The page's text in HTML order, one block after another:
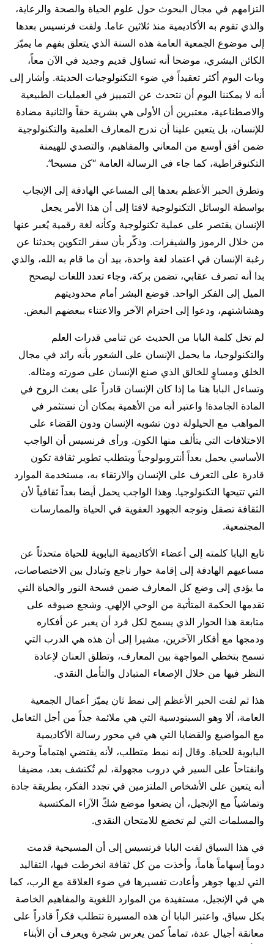
التزامهم في مجال البحوث حول علوم الحياة والصحة والرعاية،
والذي تقوم به الأكاديمية منذ ثلاثين عاما. ولفت فرنسيس بعدها
إلى موضوع الجمعية العامة هذه السنة الذي يتعلق بفهم ما يميّز
الكائن البشري، موضحا أنه تساؤل قديم وجديد في الآن معاً،
وبات اليوم أكثر تعقيداً في ضوء التكنولوجيات الحديثة. وأشار إلى
أنه لا يمكننا اليوم أن نتحدث عن التمييز في العمليات الطبيعية
والاصطناعية، معتبرين أن الأولى هي بشرية حقاً والثانية مضادة
للإنسان، بل يتعين علينا أن ندرج المعارف العلمية والتكنولوجية
ضمن أفق أوسع من المعاني والمفاهيم، والتصدي للهيمنة
التكنوقراطية، كما جاء في الرسالة العامة “كن مسبحا”.
وتطرق الحبر الأعظم بعدها إلى المساعي الهادفة إلى الإنجاب
بواسطة الوسائل التكنولوجية لافتا إلى أن هذا الأمر يجعل
الإنسان يقتصر على عملية تكنولوجية وكأنه لغة رقمية يُعبر عنها
من خلال الرموز والشيفرات. وذكّر بأن سفر التكوين يحدثنا عن
رغبة الإنسان في اعتماد لغة واحدة، بيد أن ما قام به الله، والذي
بدا أنه تصرف عقابي، تضمن بركة، وجاء تعدد اللغات ليصحح
الميل إلى الفكر الواحد. فوضع البشر أمام محدوديتهم
وهشاشتهم، ودعوا إلى احترام الآخر والاعتناء ببعضهم البعض.
لم تخل كلمة البابا من الحديث عن تنامي قدرات العلم
والتكنولوجيا، ما يحمل الإنسان على الشعور بأنه رائد في مجال
الخلق ومساوٍ للخالق الذي صنع الإنسان على صورته ومثاله.
وتساءل البابا هنا ما إذا كان الإنسان قادراً على بعث الروح في
المادة الجامدة! واعتبر أنه من الأهمية بمكان أن نستثمر في
المواهب مع الحيلولة دون تشويه الإنسان ودون القضاء على
الاختلافات التي يتألف منها الكون. ورأى فرنسيس أن الواجب
الأساسي يحمل بعداً أنتروبولوجياً ويتطلب تطوير ثقافة تكون
قادرة على التعرف على الإنسان والارتقاء به، مستخدمة الموارد
التي تتيحها التكنولوجيا. وهذا الواجب يحمل أيضا بعداً ثقافياً لأن
الثقافة تصقل وتوجه الجهود العفوية في الحياة والممارسات
المجتمعية.
تابع البابا كلمته إلى أعضاء الأكاديمية البابوية للحياة متحدثاً عن
مساعيهم الهادفة إلى إقامة حوار ناجع وتبادل بين الاختصاصات،
ما يؤدي إلى وضع كل المعارف ضمن فسحة النور والحياة التي
تقدمها الحكمة المتأتية من الوحي الإلهي. وشجع ضيوفه على
متابعة هذا الحوار الذي يسمح لكل فرد أن يعبر عن أفكاره
ودمجها مع أفكار الآخرين، مشيرا إلى أن هذه هي الدرب التي
تسمح بتخطي المواجهة بين المعارف، وتطلق العنان لإعادة
النظر فيها من خلال الإصغاء المتبادل والتأمل النقدي.
هذا ثم لفت الحبر الأعظم إلى نمط ثان يميّز أعمال الجمعية
العامة، ألا وهو السينودسية التي هي ملائمة جداً من أجل التعامل
مع المواضيع والقضايا التي هي في محور رسالة الأكاديمية
البابوية للحياة. وقال إنه نمط متطلب، لأنه يقتضي اهتماماً وحرية
وانفتاحاً على السير في دروب مجهولة، لم تُكتشف بعد، مضيفا
أنه يتعين على الأشخاص الملتزمين في تجدد الفكر، بطريقة جادة
وتماشياً مع الإنجيل، أن يضعوا موضع شكّ الآراء المكتسبة
والمسلمات التي لم تخضع للامتحان النقدي.
في هذا السياق لفت البابا فرنسيس إلى أن المسيحية قدمت
دوماً إسهاماً هاماً، وأخذت من كل ثقافة انخرطت فيها، التقاليد
التي لديها جوهر وأعادت تفسيرها في ضوء العلاقة مع الرب، كما
هي في الإنجيل، مستفيدة من الموارد اللغوية والمفاهيم الخاصة
بكل سياق. واعتبر البابا أن هذه المسيرة تتطلب فكراً قادراً على
معانقة أجيال عدة، تماماً كمن يغرس شجرة ويعرف أن الأبناء